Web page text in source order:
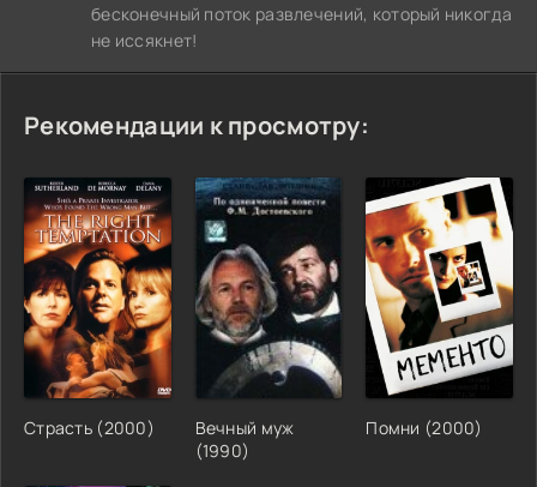
бесконечный поток развлечений, который никогда
не иссякнет!
Рекомендации к просмотру:
Страсть (2000)
Вечный муж
(1990)
Помни (2000)